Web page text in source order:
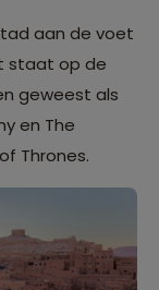
aan de voet
staat op de
geweest als
en The
Thrones.